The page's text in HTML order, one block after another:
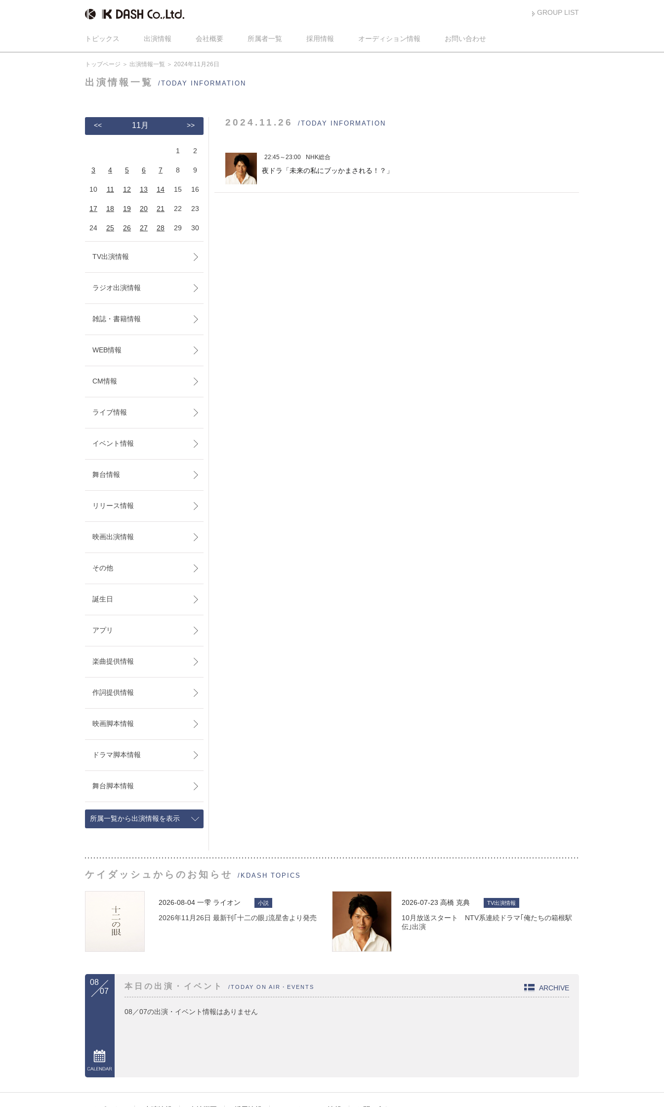
GROUP LIST
トピックス 出演情報 会社概要 所属者一覧 採用情報 オーディション情報 お問い合わせ
トップページ 出演情報一覧 2024年11月26日
出演情報一覧 /TODAY INFORMATION
2024.11.26 /TODAY INFORMATION
22:45～23:00 NHK総合
夜ドラ「未来の私にブッかまされる！？」
<< 11月 >>
1 2
3 4 5 6 7 8 9
10 11 12 13 14 15 16
17 18 19 20 21 22 23
24 25 26 27 28 29 30
TV出演情報
ラジオ出演情報
雑誌・書籍情報
WEB情報
CM情報
ライブ情報
イベント情報
舞台情報
リリース情報
映画出演情報
その他
誕生日
アプリ
楽曲提供情報
作詞提供情報
映画脚本情報
ドラマ脚本情報
舞台脚本情報
所属一覧から出演情報を表示
ケイダッシュからのお知らせ /KDASH TOPICS
2026-08-04 一雫 ライオン 小説
2026年11月26日 最新刊｢十二の眼｣流星舎より発売
2026-07-23 高橋 克典 TV出演情報
10月放送スタート NTV系連続ドラマ｢俺たちの箱根駅
伝｣出演
08
07
本日の出演・イベント /TODAY ON AIR・EVENTS
08／07の出演・イベント情報はありません
ARCHIVE